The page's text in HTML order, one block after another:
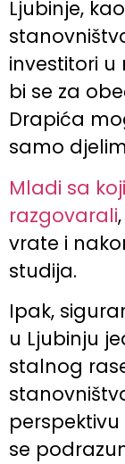
Ljubinje,
investitori u
bi se za
Drapića
samo
Mladi sa
razgovarali
vrate i
studija.
Ipak,
u Ljubinju
stalnog
se